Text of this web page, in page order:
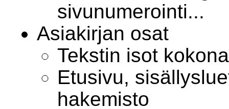
sivunumerointi...
Asiakirjan osat
Tekstin isot
Etusivu,
hakemisto